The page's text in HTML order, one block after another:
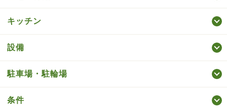
キッチン
設備
駐車場・駐輪場
条件